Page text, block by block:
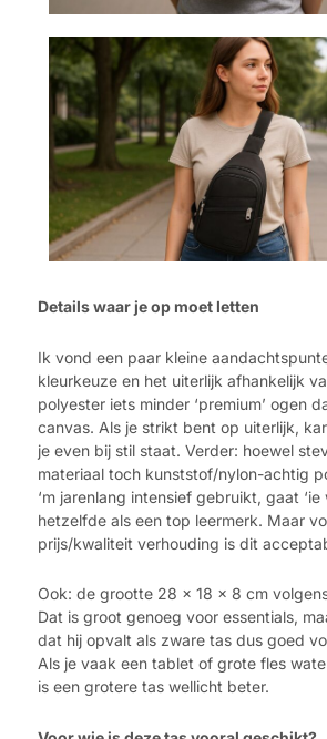
Details waar je op moet letten
Ik vond een paar kleine
kleurkeuze en het uiterlijk afhankelijk
polyester iets minder ‘premium’ ogen
canvas. Als je strikt bent op uiterlijk,
je even bij stil staat. Verder: hoewel
materiaal toch kunststof/nylon-achtig
‘m jarenlang intensief gebruikt, gaat
hetzelfde als een top leermerk. Maar
prijs/kwaliteit verhouding is dit
Ook: de grootte 28 x 18 x 8 cm
Dat is groot genoeg voor essentials,
dat hij opvalt als zware tas dus goed
Als je vaak een tablet of grote fles
is een grotere tas wellicht beter.